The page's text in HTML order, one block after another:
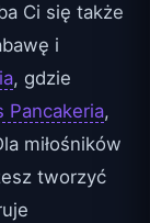
Ci się także
i
, gdzie
Pancakeria,
miłośników
tworzyć